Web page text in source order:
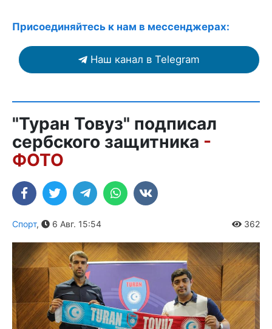
Присоединяйтесь к нам в мессенджерах:
Наш канал в Telegram
"Туран Товуз" подписал
сербского защитника -
ФОТО
Спорт, 6 Авг. 15:54 362